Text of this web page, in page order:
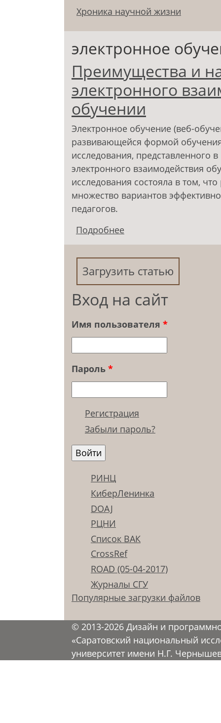
Хроника научной жизни
электронное
Преимущества и
электронного
обучении
Электронное обучение (веб-
развивающейся формой
исследования, представленного
электронного взаимодействия
исследования состояла в том,
множество вариантов
педагогов.
Подробнее
в веб-обучении
Загрузить статью
Вход на сайт
Имя пользователя *
Пароль *
Регистрация
Забыли пароль?
РИНЦ
КиберЛенинка
DOAJ
РЦНИ
Список ВАК
CrossRef
ROAD (05-04-2017)
Журналы СГУ
Популярные загрузки файлов
© 2013-2026 Дизайн и
«Саратовский национальный
университет имени Н.Г.